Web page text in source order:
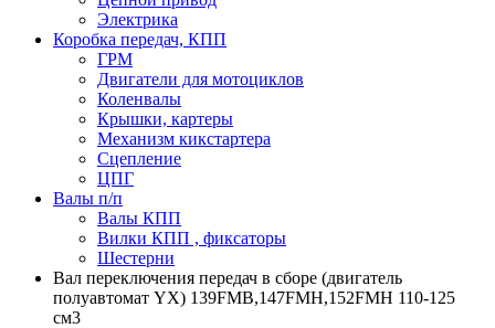
Электрика
Коробка передач, КПП
ГРМ
Двигатели для мотоциклов
Коленвалы
Крышки, картеры
Механизм кикстартера
Сцепление
ЦПГ
Валы п/п
Валы КПП
Вилки КПП , фиксаторы
Шестерни
Вал переключения передач в сборе (двигатель
полуавтомат YX) 139FMB,147FMH,152FMH 110-125
см3